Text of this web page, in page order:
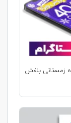
زمستانی بنفش